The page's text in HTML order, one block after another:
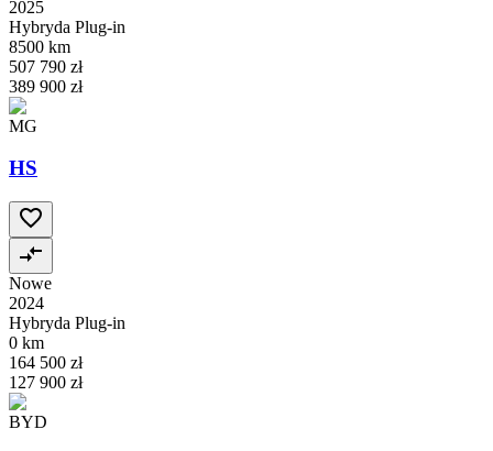
2025
Hybryda Plug-in
8500 km
507 790 zł
389 900 zł
MG
HS
Nowe
2024
Hybryda Plug-in
0 km
164 500 zł
127 900 zł
BYD